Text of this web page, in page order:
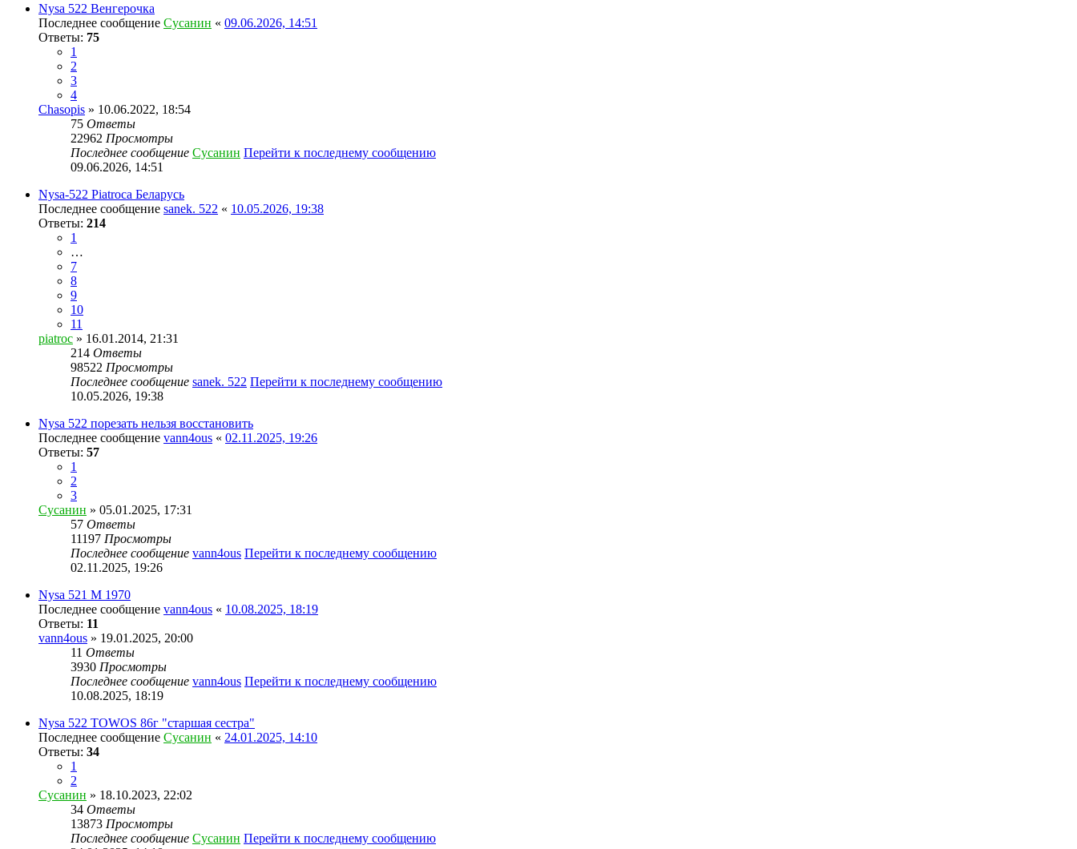
Nysa 522 Венгерочка
Последнее сообщение Сусанин « 09.06.2026, 14:51
Ответы: 75
1
2
3
4
Chasopis » 10.06.2022, 18:54
75 Ответы
22962 Просмотры
Последнее сообщение Сусанин Перейти к последнему сообщению
09.06.2026, 14:51
Nysa-522 Piatroca Беларусь
Последнее сообщение sanek. 522 « 10.05.2026, 19:38
Ответы: 214
1
…
7
8
9
10
11
piatroc » 16.01.2014, 21:31
214 Ответы
98522 Просмотры
Последнее сообщение sanek. 522 Перейти к последнему сообщению
10.05.2026, 19:38
Nysa 522 порезать нельзя восстановить
Последнее сообщение vann4ous « 02.11.2025, 19:26
Ответы: 57
1
2
3
Сусанин » 05.01.2025, 17:31
57 Ответы
11197 Просмотры
Последнее сообщение vann4ous Перейти к последнему сообщению
02.11.2025, 19:26
Nysa 521 M 1970
Последнее сообщение vann4ous « 10.08.2025, 18:19
Ответы: 11
vann4ous » 19.01.2025, 20:00
11 Ответы
3930 Просмотры
Последнее сообщение vann4ous Перейти к последнему сообщению
10.08.2025, 18:19
Nysa 522 TOWOS 86г "старшая сестра"
Последнее сообщение Сусанин « 24.01.2025, 14:10
Ответы: 34
1
2
Сусанин » 18.10.2023, 22:02
34 Ответы
13873 Просмотры
Последнее сообщение Сусанин Перейти к последнему сообщению